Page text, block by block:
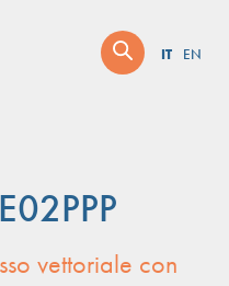
IT EN
vettoriale con